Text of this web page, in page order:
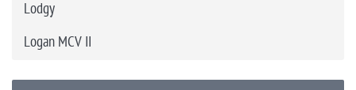
Lodgy
Logan MCV II